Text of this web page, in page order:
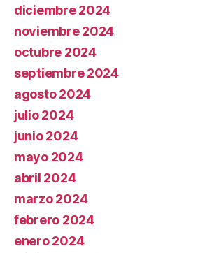
diciembre 2024
noviembre 2024
octubre 2024
septiembre 2024
agosto 2024
julio 2024
junio 2024
mayo 2024
abril 2024
marzo 2024
febrero 2024
enero 2024